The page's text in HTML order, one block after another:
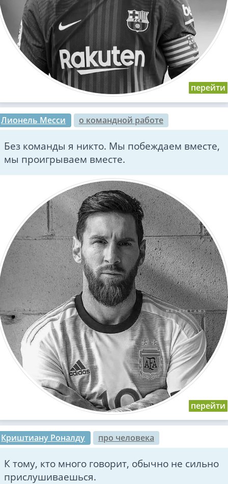
Лионель Месси о командной работе
Без команды я никто. Мы побеждаем вместе,
мы проигрываем вместе.
Криштиану Роналду про человека
К тому, кто много говорит, обычно не сильно
прислушиваешься.